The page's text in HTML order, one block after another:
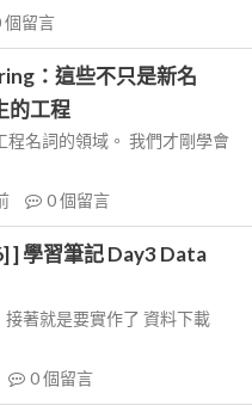
個留言
：這些不只是新名
的工程
名詞的領域。 我們才剛學會
0個留言
] 學習筆記 Day3 Data
著就是要實作了 資料下載
0個留言